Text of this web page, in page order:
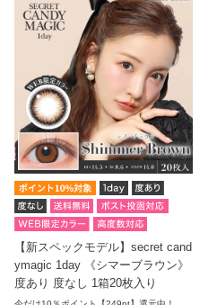
【新スペックモデル】secret cand
ymagic 1day 《シマーブラウン》
度あり 度なし 1箱20枚入り